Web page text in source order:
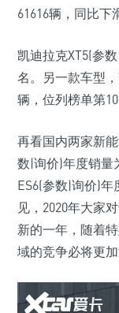
61616辆，同比下
凯迪拉克XT5(参
名。另一款车型
辆，位列榜单第10
再看国内两家新
数|询价)年度销量
ES6(参数|询价)年
见，2020年大家
新的一年，随着
域的竞争必将更加